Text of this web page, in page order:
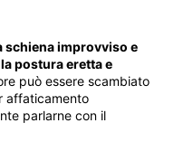
schiena improvviso e
postura eretta e
può essere scambiato
affaticamento
parlarne con il